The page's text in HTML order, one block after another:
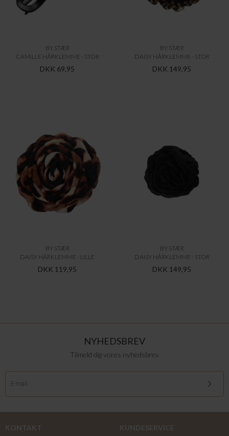
BY STÆR
CAMILLE HÅRKLEMME - STOR
DKK 69,95
BY STÆR
DAISY HÅRKLEMME - STOR
DKK 149,95
BY STÆR
DAISY HÅRKLEMME - LILLE
DKK 119,95
BY STÆR
DAISY HÅRKLEMME - STOR
DKK 149,95
NYHEDSBREV
Tilmeld dig vores nyhedsbrev
KONTAKT KUNDESERVICE